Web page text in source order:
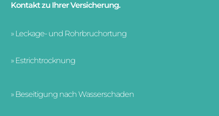
Kontakt zu Ihrer Versicherung.
» Leckage- und Rohrbruchortung
» Estrichtrocknung
» Beseitigung nach Wasserschaden